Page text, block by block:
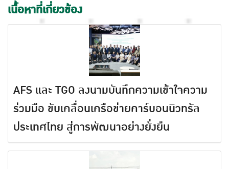
เนื้อหาที่เกี่ยวข้อง
AFS และ TGO ลงนามบันทึกความเข้าใจความ
ร่วมมือ ขับเคลื่อนเครือข่ายคาร์บอนนิวทรัล
ประเทศไทย สู่การพัฒนาอย่างยั่งยืน